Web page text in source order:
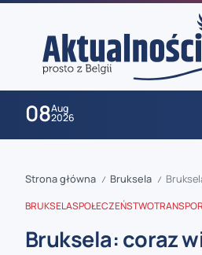
08Aug
2026
Strona główna / Bruksela /
BRUKSELASPOŁECZEŃSTWO
Bruksela: coraz